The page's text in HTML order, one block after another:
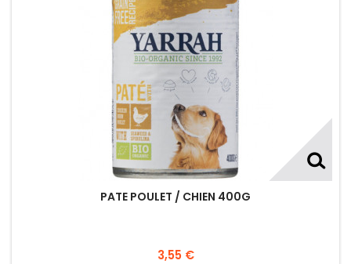
PATE POULET / CHIEN 400G
3,55 €